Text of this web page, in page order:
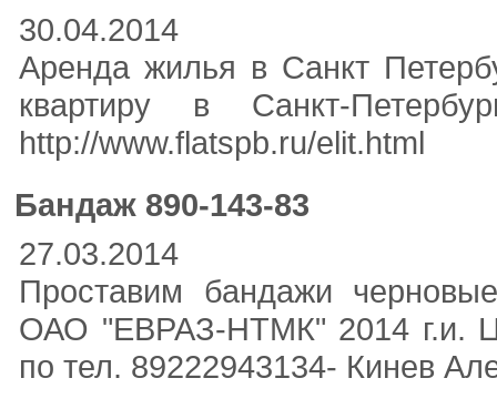
30.04.2014
Аренда жилья в Санкт
квартиру в Санкт-
http://www.flatspb.ru/elit.html
Бандаж 890-143-83
27.03.2014
Проставим бандажи
ОАО "ЕВРАЗ-НТМК" 2014 г.и.
по тел. 89222943134- Кинев